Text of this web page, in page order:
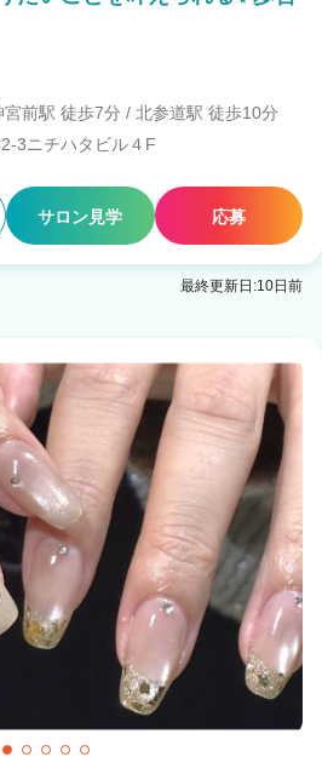
前駅 徒歩7分 / 北参道駅 徒歩10分
3ニチハタビル４F
サロン見学 応募
最終更新日:10日前